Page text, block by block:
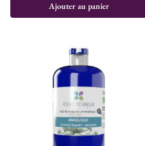
Ajouter au panier